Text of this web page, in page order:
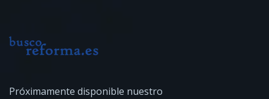
Próximamente disponible nuestro